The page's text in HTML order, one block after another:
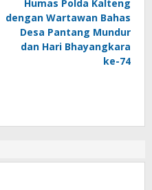
Humas Polda Kalteng
dengan Wartawan Bahas
Desa Pantang Mundur
dan Hari Bhayangkara
ke-74